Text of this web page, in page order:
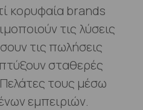
κορυφαία brands
τις λύσεις
τις πωλήσεις
σταθερές
τους μέσω
εμπειριών.